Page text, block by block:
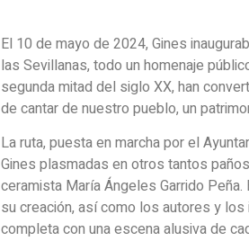
El 10 de mayo de 2024, Gines
las Sevillanas, todo un homenaje
segunda mitad del siglo XX, han
de cantar de nuestro pueblo, un
La ruta, puesta en marcha por el
Gines plasmadas en otros tantos
ceramista María Ángeles Garrido
su creación, así como los autores y
completa con una escena alusiva de